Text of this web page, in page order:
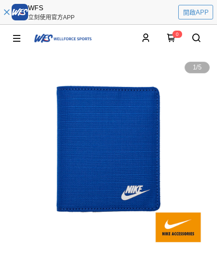
WFS
立刻使用官方APP
開啟APP
0
1/5